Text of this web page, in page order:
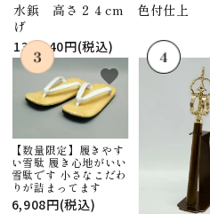
水鋲 高さ２４cm 色付仕上
げ
130,240円(税込)
【数量限定】履きやす
い雪駄 履き心地がいい
雪駄です 小さなこだわ
りが詰まってます
6,908円(税込)
favorite